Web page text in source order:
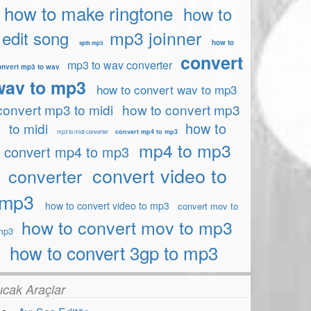
how to make ringtone how to
edit song
split mp3 mp3 joinner how to
mp3 to wav mp3 to wav converter convert
to mp3
how to convert wav to mp3
mp3 to midi how to convert mp3
to midi
mp3 to midi converter convert mp4 to mp3
how to
convert mp4 to mp3 mp4 to mp3
converter convert video to
how to convert video to mp3
convert mov to
how to convert mov to mp3
how to convert 3gp to mp3
Araçlar